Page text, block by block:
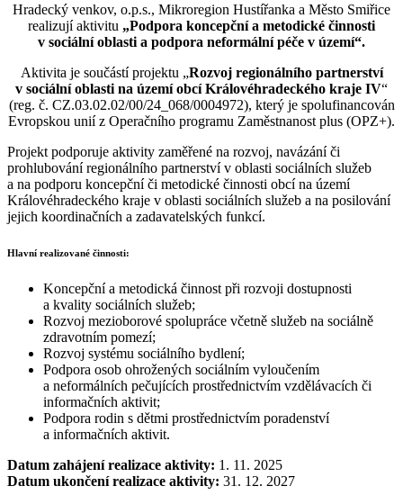
Hradecký venkov, o.p.s., Mikroregion Hustířanka a Město Smiřice
realizují aktivitu „Podpora koncepční a metodické činnosti
v sociální oblasti a podpora neformální péče v území“.
Aktivita je součástí projektu „Rozvoj regionálního partnerství
v sociální oblasti na území obcí Královéhradeckého kraje IV“
(reg. č. CZ.03.02.02/00/24_068/0004972), který je spolufinancován
Evropskou unií z Operačního programu Zaměstnanost plus (OPZ+).
Projekt podporuje aktivity zaměřené na rozvoj, navázání či
prohlubování regionálního partnerství v oblasti sociálních služeb
a na podporu koncepční či metodické činnosti obcí na území
Královéhradeckého kraje v oblasti sociálních služeb a na posilování
jejich koordinačních a zadavatelských funkcí.
Hlavní realizované činnosti:
Koncepční a metodická činnost při rozvoji dostupnosti
a kvality sociálních služeb;
Rozvoj mezioborové spolupráce včetně služeb na sociálně
zdravotním pomezí;
Rozvoj systému sociálního bydlení;
Podpora osob ohrožených sociálním vyloučením
a neformálních pečujících prostřednictvím vzdělávacích či
informačních aktivit;
Podpora rodin s dětmi prostřednictvím poradenství
a informačních aktivit.
Datum zahájení realizace aktivity: 1. 11. 2025
Datum ukončení realizace aktivity: 31. 12. 2027